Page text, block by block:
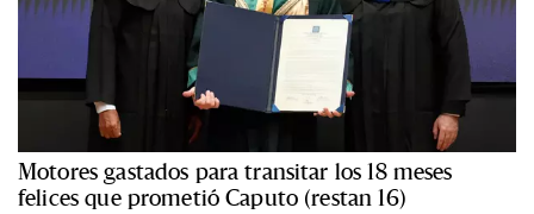
Motores gastados para transitar los 18 meses
felices que prometió Caputo (restan 16)